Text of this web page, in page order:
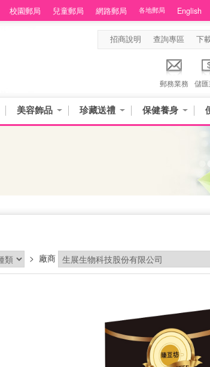
校園郵局 兒童郵局 網路郵局 各地郵局 English
招商說明 查詢專區 下
郵務業務 儲
美容飾品 珍藏送禮 保健養身
> 廠商